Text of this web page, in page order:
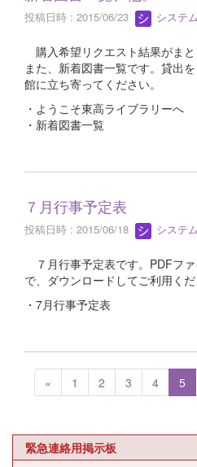
投稿日時 : 2015/06/23 システ
購入希望リクエスト結果がまと
また、新着図書一覧です。貸出
館に立ち寄ってください。
・ようこそ東高ライブラリーへ
・新着図書一覧
７月行事予定表
投稿日時 : 2015/06/18 システ
７月行事予定表です。PDFフ
で、ダウンロードしてご利用くだ
・7月行事予定表
« 1 2 3 4 5
緊急連絡用掲示板